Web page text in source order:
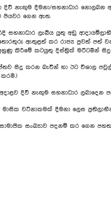
දීමනා/සහනාධාර නොලබන අඩු
පියවර ගෙන ඇත.
ලැබිය යුතු අඩු ආදායම්ලාභී
ඇතුළත් කර රාජ්‍ය පුවත් පත්
කිරීමේ කටයුතු දිස්ත්‍රික් මට්ටමින්
සිදු කරන බැවින් හා ඊට විශාල
දිවි නැඟුම සහනාධාර
මාසික වටිනාකමක් දීමනා ලෙස
සංඛ්‍යාව පදනම් කර ගෙන